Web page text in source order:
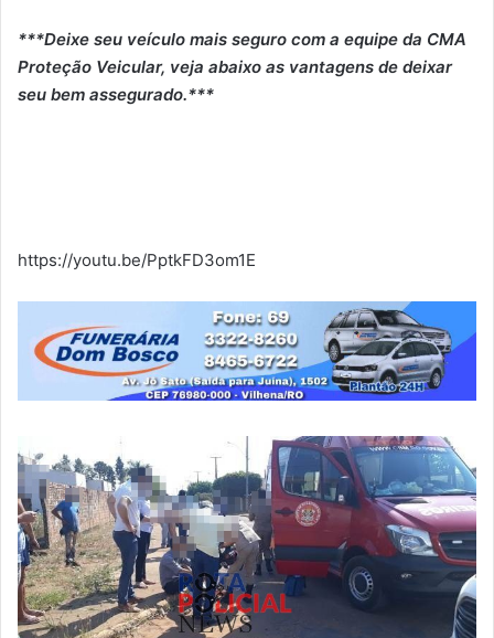
***Deixe seu veículo mais seguro com a equipe da CMA
Proteção Veicular, veja abaixo as vantagens de deixar
seu bem assegurado.***
https://youtu.be/PptkFD3om1E